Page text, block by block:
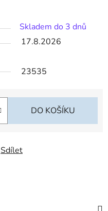
Skladem do 3 dnů
17.8.2026
23535
DO KOŠÍKU
Sdílet